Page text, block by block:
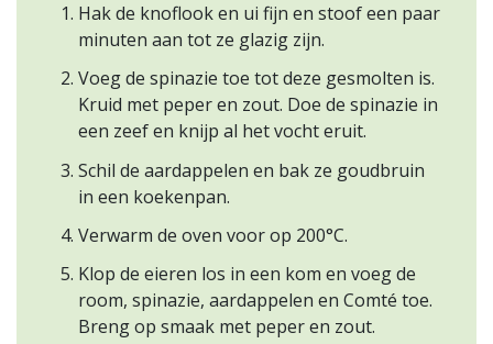
Hak de knoflook en ui fijn en stoof een paar
minuten aan tot ze glazig zijn.
Voeg de spinazie toe tot deze gesmolten is.
Kruid met peper en zout. Doe de spinazie in
een zeef en knijp al het vocht eruit.
Schil de aardappelen en bak ze goudbruin
in een koekenpan.
Verwarm de oven voor op 200°C.
Klop de eieren los in een kom en voeg de
room, spinazie, aardappelen en Comté toe.
Breng op smaak met peper en zout.